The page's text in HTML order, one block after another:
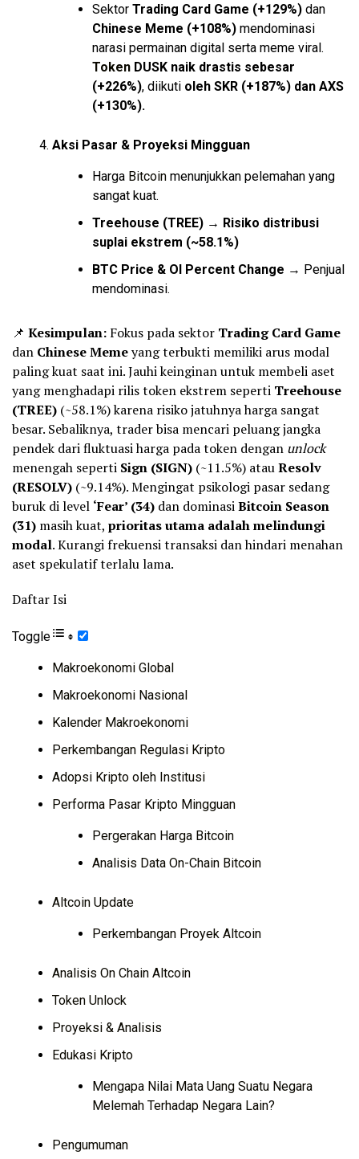
Sektor Trading Card Game (+129%) dan
Chinese Meme (+108%) mendominasi
narasi permainan digital serta meme viral.
Token DUSK naik drastis sebesar
(+226%), diikuti oleh SKR (+187%) dan AXS
(+130%).
Aksi Pasar & Proyeksi Mingguan
Harga Bitcoin menunjukkan pelemahan yang
sangat kuat.
Treehouse (TREE) → Risiko distribusi
suplai ekstrem (~58.1%)
BTC Price & OI Percent Change → Penjual
mendominasi.
📌 Kesimpulan: Fokus pada sektor Trading Card Game
dan Chinese Memeyang terbukti memiliki arus modal
paling kuat saat ini. Jauhi keinginan untuk membeli aset
yang menghadapi rilis token ekstrem seperti Treehouse
(TREE) (~58.1%) karena risiko jatuhnya harga sangat
besar. Sebaliknya, trader bisa mencari peluang jangka
pendek dari fluktuasi harga pada token dengan unlock
menengah seperti Sign (SIGN) (~11.5%) atauResolv
(RESOLV) (~9.14%). Mengingat psikologi pasar sedang
buruk di level ‘Fear’ (34) dan dominasiBitcoin Season
(31) masih kuat, prioritas utama adalah melindungi
modal. Kurangi frekuensi transaksi dan hindari menahan
aset spekulatif terlalu lama.
Daftar Isi
Toggle
Makroekonomi Global
Makroekonomi Nasional
Kalender Makroekonomi
Perkembangan Regulasi Kripto
Adopsi Kripto oleh Institusi
Performa Pasar Kripto Mingguan
Pergerakan Harga Bitcoin
Analisis Data On-Chain Bitcoin
Altcoin Update
Perkembangan Proyek Altcoin
Analisis On Chain Altcoin
Token Unlock
Proyeksi & Analisis
Edukasi Kripto
Mengapa Nilai Mata Uang Suatu Negara
Melemah Terhadap Negara Lain?
Pengumuman